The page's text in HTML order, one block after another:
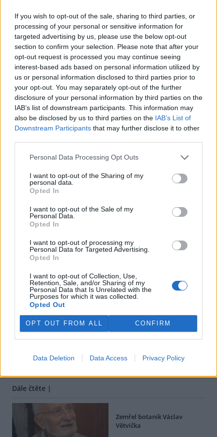
If you wish to opt-out of the sale, sharing to third parties, or
processing of your personal or sensitive information for
targeted advertising by us, please use the below opt-out
section to confirm your selection. Please note that after your
opt-out request is processed you may continue seeing
interest-based ads based on personal information utilized by
us or personal information disclosed to third parties prior to
your opt-out. You may separately opt-out of the further
disclosure of your personal information by third parties on the
IAB’s list of downstream participants. This information may
also be disclosed by us to third parties on the IAB’s List of
Downstream Participants that may further disclose it to other
Personal Data Processing Opt Outs
I want to opt-out of the Sharing of my
personal data.
Opted In
I want to opt-out of the Sale of my
Personal Data.
Opted In
I want to opt-out of processing my
Personal Data for Targeted Advertising.
Opted In
I want to opt-out of Collection, Use,
Retention, Sale, and/or Sharing of my
Personal Data that Is Unrelated with the
Purposes for which it was collected.
Opted Out
OPT OUT FROM ALL CONFIRM
Data Deletion Data Access Privacy Policy
Fond vznikl z iniciativy podnikatele Luďka Sekyry za
podpory nadace Sekyra Foundation, která se stala jeho
první dárkyní. První podpořenou aktivitou fondu bude
program Re:generace mezinárodní iniciativy dětí a
mládeže Plant-for-the-Planet a studentského spolku
Telperion. Tento vzdělávací program pomáhá
středoškolákům rozvíjet vlastní ekologické projekty.
reklama
BEZK využívá agenturní zpravodajství ČTK, která si vyhrazuje
je výslovně zakázáno bez předchozího písemného souhlasu ze
Dále čtěte |
Zemřel botanik Václav
Větvička